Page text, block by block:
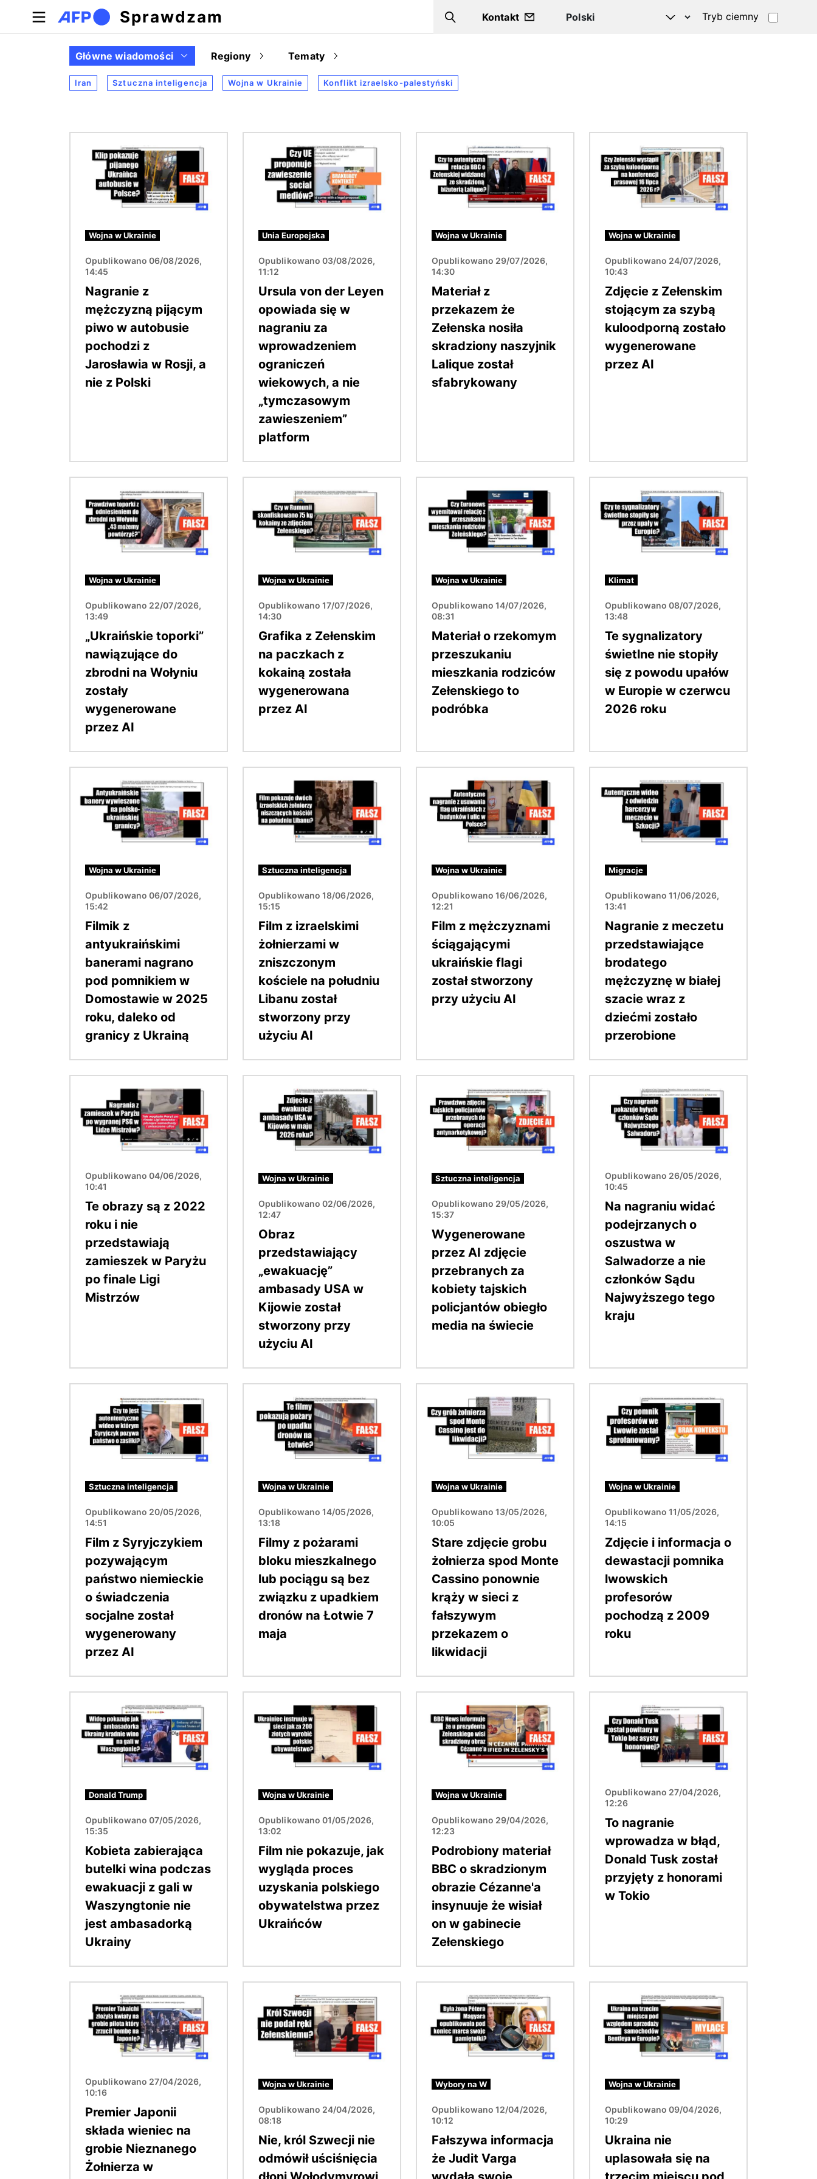
Sprawdzam Szukaj
Kontakt Tryb ciemny
Główne wiadomości Regiony Tematy
Iran Sztuczna inteligencja Wojna w Ukrainie Konflikt izraelsko-palestyński
Wojna w Ukrainie
Opublikowano 06/08/2026,
14:45
Nagranie z
mężczyzną pijącym
piwo w autobusie
pochodzi z
Jarosławia w Rosji, a
nie z Polski
Unia Europejska
Opublikowano 03/08/2026,
11:12
Ursula von der Leyen
opowiada się w
nagraniu za
wprowadzeniem
ograniczeń
wiekowych, a nie
„tymczasowym
zawieszeniem”
platform
Wojna w Ukrainie
Opublikowano 29/07/2026,
14:30
Materiał z
przekazem że
Zełenska nosiła
skradziony naszyjnik
Lalique został
sfabrykowany
Wojna w Ukrainie
Opublikowano 24/07/2026,
10:43
Zdjęcie z Zełenskim
stojącym za szybą
kuloodporną zostało
wygenerowane
przez AI
Wojna w Ukrainie
Opublikowano 22/07/2026,
13:49
„Ukraińskie toporki”
nawiązujące do
zbrodni na Wołyniu
zostały
wygenerowane
przez AI
Wojna w Ukrainie
Opublikowano 17/07/2026,
14:30
Grafika z Zełenskim
na paczkach z
kokainą została
wygenerowana
przez AI
Wojna w Ukrainie
Opublikowano 14/07/2026,
08:31
Materiał o rzekomym
przeszukaniu
mieszkania rodziców
Zełenskiego to
podróbka
Klimat
Opublikowano 08/07/2026,
13:48
Te sygnalizatory
świetlne nie stopiły
się z powodu upałów
w Europie w czerwcu
2026 roku
Wojna w Ukrainie
Opublikowano 06/07/2026,
15:42
Filmik z
antyukraińskimi
banerami nagrano
pod pomnikiem w
Domostawie w 2025
roku, daleko od
granicy z Ukrainą
Sztuczna inteligencja
Opublikowano 18/06/2026,
15:15
Film z izraelskimi
żołnierzami w
zniszczonym
kościele na południu
Libanu został
stworzony przy
użyciu AI
Wojna w Ukrainie
Opublikowano 16/06/2026,
12:21
Film z mężczyznami
ściągającymi
ukraińskie flagi
został stworzony
przy użyciu AI
Migracje
Opublikowano 11/06/2026,
13:41
Nagranie z meczetu
przedstawiające
brodatego
mężczyznę w białej
szacie wraz z
dziećmi zostało
przerobione
Opublikowano 04/06/2026,
10:41
Te obrazy są z 2022
roku i nie
przedstawiają
zamieszek w Paryżu
po finale Ligi
Mistrzów
Wojna w Ukrainie
Opublikowano 02/06/2026,
12:47
Obraz
przedstawiający
„ewakuację”
ambasady USA w
Kijowie został
stworzony przy
użyciu AI
Sztuczna inteligencja
Opublikowano 29/05/2026,
15:37
Wygenerowane
przez AI zdjęcie
przebranych za
kobiety tajskich
policjantów obiegło
media na świecie
Opublikowano 26/05/2026,
10:45
Na nagraniu widać
podejrzanych o
oszustwa w
Salwadorze a nie
członków Sądu
Najwyższego tego
kraju
Sztuczna inteligencja
Opublikowano 20/05/2026,
14:51
Film z Syryjczykiem
pozywającym
państwo niemieckie
o świadczenia
socjalne został
wygenerowany
przez AI
Wojna w Ukrainie
Opublikowano 14/05/2026,
13:18
Filmy z pożarami
bloku mieszkalnego
lub pociągu są bez
związku z upadkiem
dronów na Łotwie 7
maja
Wojna w Ukrainie
Opublikowano 13/05/2026,
10:05
Stare zdjęcie grobu
żołnierza spod Monte
Cassino ponownie
krąży w sieci z
fałszywym
przekazem o
likwidacji
Wojna w Ukrainie
Opublikowano 11/05/2026,
14:15
Zdjęcie i informacja o
dewastacji pomnika
lwowskich
profesorów
pochodzą z 2009
roku
Donald Trump
Opublikowano 07/05/2026,
15:35
Kobieta zabierająca
butelki wina podczas
ewakuacji z gali w
Waszyngtonie nie
jest ambasadorką
Ukrainy
Wojna w Ukrainie
Opublikowano 01/05/2026,
13:02
Film nie pokazuje, jak
wygląda proces
uzyskania polskiego
obywatelstwa przez
Ukraińców
Wojna w Ukrainie
Opublikowano 29/04/2026,
12:23
Podrobiony materiał
BBC o skradzionym
obrazie Cézanne'a
insynuuje że wisiał
on w gabinecie
Zełenskiego
Opublikowano 27/04/2026,
12:26
To nagranie
wprowadza w błąd,
Donald Tusk został
przyjęty z honorami
w Tokio
Opublikowano 27/04/2026,
10:16
Premier Japonii
składa wieniec na
grobie Nieznanego
Żołnierza w
Wojna w Ukrainie
Opublikowano 24/04/2026,
08:18
Nie, król Szwecji nie
odmówił uściśnięcia
Wybory na W
Opublikowano 12/04/2026,
10:12
Fałszywa informacja
że Judit Varga
Wojna w Ukrainie
Opublikowano 09/04/2026,
10:29
Ukraina nie
uplasowała się na